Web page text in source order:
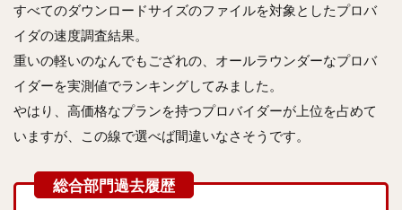
すべてのダウンロードサイズのファイルを対象としたプロバ
イダの速度調査結果。
重いの軽いのなんでもござれの、オールラウンダーなプロバ
イダーを実測値でランキングしてみました。
やはり、高価格なプランを持つプロバイダーが上位を占めて
いますが、この線で選べば間違いなさそうです。